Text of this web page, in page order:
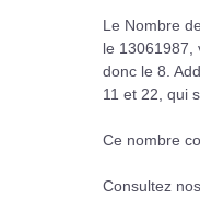
Le Nombre
le 13061987,
donc le 8.
11 et 22, qui
Ce nombre
Consultez